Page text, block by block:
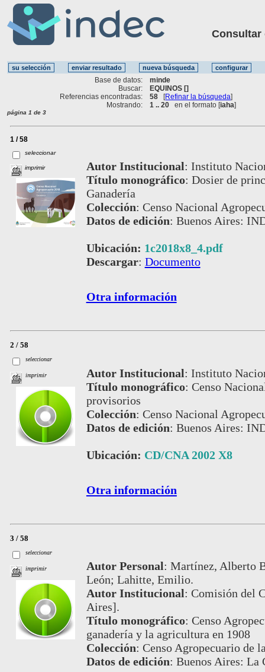
Consultar
Base de datos:
minde
Buscar:
EQUINOS []
Referencias encontradas:
58 [Refinar la búsqueda]
Mostrando:
1 .. 20 en el formato [iaha]
página 1 de 3
1 / 58
seleccionar
imprimir Autor Institucional: Instituto
Título monográfico: Dosier de
Ganadería
Colección: Censo Nacional
Datos de edición: Buenos Aires:
Ubicación: 1c2018x8_4.pdf
Descargar: Documento
Otra información
2 / 58
seleccionar
imprimir Autor Institucional: Instituto
Título monográfico: Censo
provisorios
Colección: Censo Nacional
Datos de edición: Buenos Aires:
Ubicación: CD/CNA 2002 X8
Otra información
3 / 58
seleccionar
imprimir Autor Personal: Martínez, Alberto
León; Lahitte, Emilio.
Autor Institucional: Comisión del
Aires].
Título monográfico: Censo
ganadería y la agricultura en 1908
Colección: Censo Agropecuario de
Datos de edición: Buenos Aires: La